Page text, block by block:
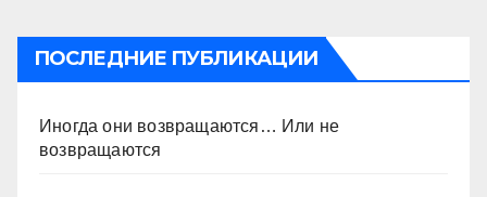
ПОСЛЕДНИЕ ПУБЛИКАЦИИ
Иногда они возвращаются… Или не
возвращаются